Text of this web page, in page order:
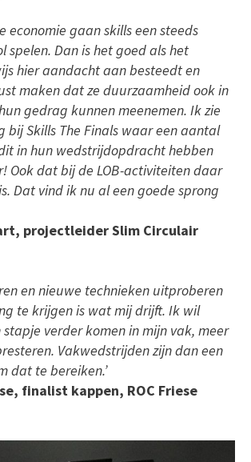
economie gaan skills een steeds
spelen. Dan is het goed als het
hier aandacht aan besteedt en
maken dat ze duurzaamheid ook in
gedrag kunnen meenemen. Ik zie
bij Skills The Finals waar een aantal
in hun wedstrijdopdracht hebben
Ook dat bij de LOB-activiteiten daar
Dat vind ik nu al een goede sprong
projectleider Slim Circulair
en nieuwe technieken uitproberen
te krijgen is wat mij drijft. Ik wil
verder komen in mijn vak, meer
Vakwedstrijden zijn dan een
dat te bereiken.’
finalist kappen, ROC Friese